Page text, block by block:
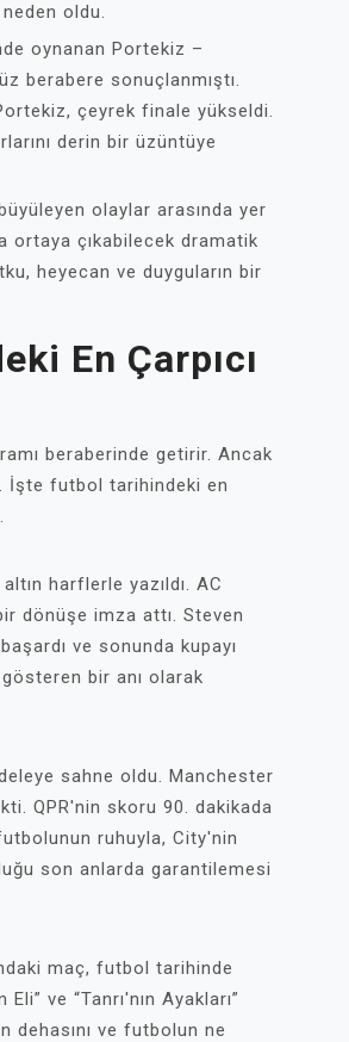
oldu.
oynanan Portekiz –
berabere sonuçlanmıştı.
çeyrek finale yükseldi.
derin bir üzüntüye
olaylar arasında yer
ortaya çıkabilecek dramatik
heyecan ve duyguların bir
En Çarpıcı
beraberinde getirir. Ancak
İşte futbol tarihindeki en
harflerle yazıldı. AC
dönüşe imza attı. Steven
ve sonunda kupayı
bir anı olarak
sahne oldu. Manchester
QPR'nin skoru 90. dakikada
ruhuyla, City'nin
son anlarda garantilemesi
maç, futbol tarihinde
ve “Tanrı'nın Ayakları”
dehasını ve futbolun ne